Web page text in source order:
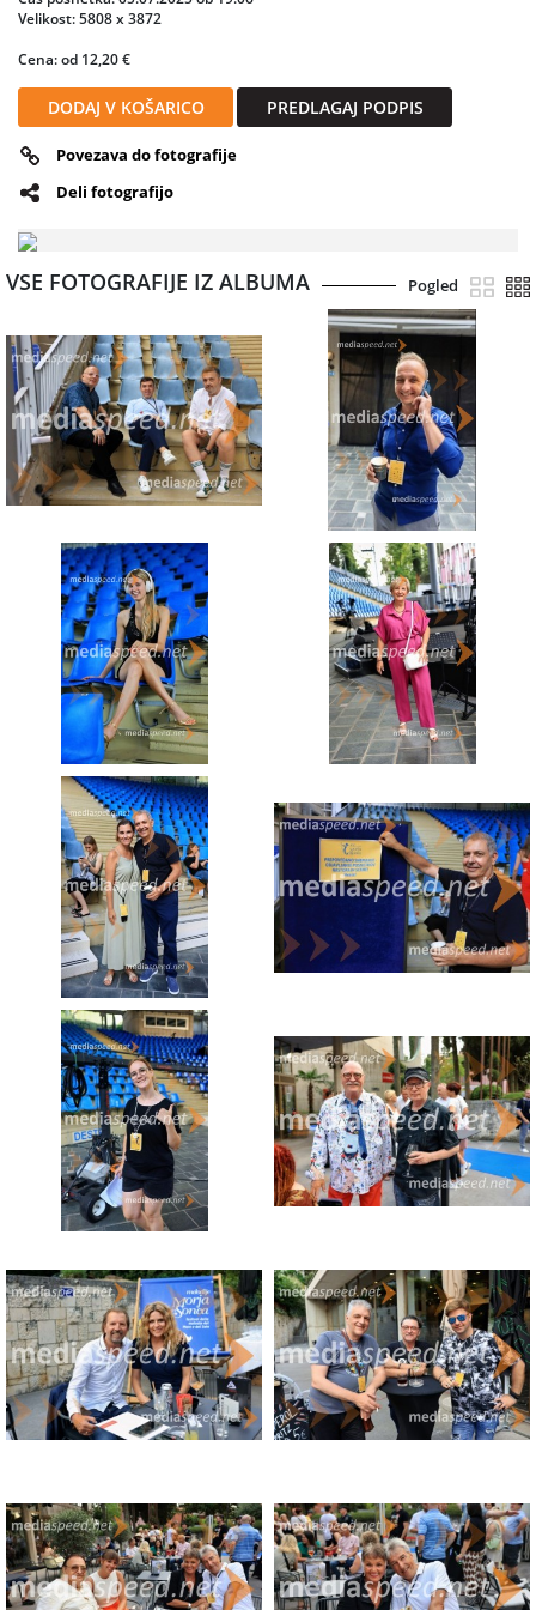
profesionalnostjo in šarmom prekosila sama sebe, k čemur je
MMS.
Velikost: 5808 x 3872
Cena: od 12,20 €
DODAJ V KOŠARICO PREDLAGAJ PODPIS
Povezava do fotografije
Deli fotografijo
VSE FOTOGRAFIJE IZ ALBUMA Pogled